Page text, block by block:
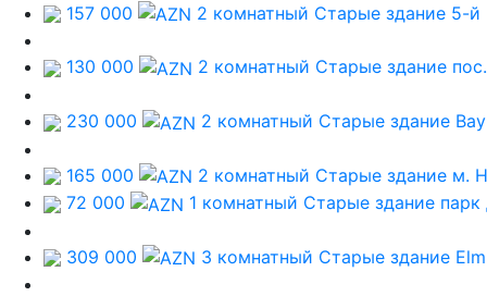
157 000 2 комнатный Старые здание 5-й
130 000 2 комнатный Старые здание
230 000 2 комнатный Старые здание
165 000 2 комнатный Старые здание м.
72 000
1 комнатный Старые здание
309 000 3 комнатный Старые здание